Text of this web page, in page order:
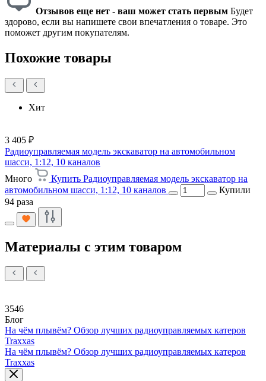
Отзывов еще нет - ваш может стать первым Будет
здорово, если вы напишете свои впечатления о товаре. Это
поможет другим покупателям.
Похожие товары
Хит
3 405 ₽
Радиоуправляемая модель экскаватор на автомобильном
шасси, 1:12, 10 каналов
Много
Купить Радиоуправляемая модель экскаватор на
автомобильном шасси, 1:12, 10 каналов
Купили
94 раза
Материалы с этим товаром
3546
Блог
На чём плывём? Обзор лучших радиоуправляемых катеров
Traxxas
На чём плывём? Обзор лучших радиоуправляемых катеров
Traxxas